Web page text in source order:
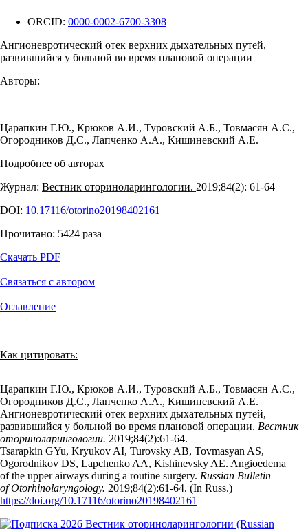
ORCID: 0000-0002-6700-3308
Ангионевротический отек верхних дыхательных путей,
развившийся у больной во время плановой операции
Авторы:
Царапкин Г.Ю., Крюков А.И., Туровский А.Б., Товмасян А.С.,
Огородников Д.С., Лапченко А.А., Кишиневский А.Е.
Подробнее об авторах
Журнал: Вестник оториноларингологии. 2019;84(2): 61‑64
DOI: 10.17116/otorino20198402161
Прочитано: 5424 раза
Скачать PDF
Связаться с автором
Оглавление
Как цитировать:
Царапкин Г.Ю., Крюков А.И., Туровский А.Б., Товмасян А.С.,
Огородников Д.С., Лапченко А.А., Кишиневский А.Е.
Ангионевротический отек верхних дыхательных путей,
развившийся у больной во время плановой операции. Вестник
оториноларингологии. 2019;84(2):61‑64.
Tsarapkin GYu, Kryukov AI, Turovsky AB, Tovmasyan AS,
Ogorodnikov DS, Lapchenko AA, Kishinevsky AE. Angioedema
of the upper airways during a routine surgery. Russian Bulletin
of Otorhinolaryngology. 2019;84(2):61‑64. (In Russ.)
https://doi.org/10.17116/otorino20198402161